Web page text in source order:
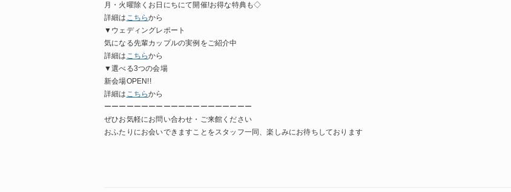
月・火曜除くお日にちにて開催!お得な特典も◇
詳細は こちらから
▼ウェディングレポート
気になる先輩カップルの実例をご紹介中
詳細は こちらから
▼選べる3つの会場
新会場OPEN!!
詳細は こちらから
ーーーーーーーーーーーーーーーーーーーー
ぜひお気軽にお問い合わせ・ご来館ください
おふたりにお会いできますことをスタッフ一同、楽しみにお待ちしております